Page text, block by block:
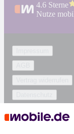
4.6 Sterne
Nutze